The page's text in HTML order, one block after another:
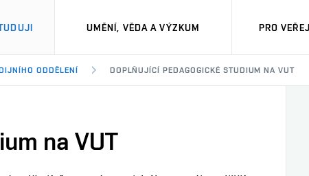
UMĚNÍ, VĚDA A VÝZKUM PRO
ODDĚLENÍ DOPLŇUJÍCÍ PEDAGOGICKÉ STUDIUM NA VUT
na VUT